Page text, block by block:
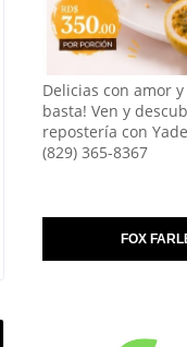
Delicias con amor
basta! Ven y
repostería con
(829) 365-8367
FOX